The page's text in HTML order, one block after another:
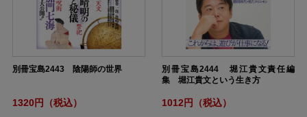
別冊宝島2443 陰陽師の世界
1320円（税込）
別冊宝島2444 堀江貴文責任編
集 堀江貴文という生き方
1012円（税込）